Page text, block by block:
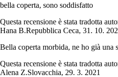
bella coperta, sono soddisfatto
Questa recensione è stata tradotta
Hana B.Repubblica Ceca, 31. 10.
Bella coperta morbida, ne ho già una
Questa recensione è stata tradotta
Alena Z.Slovacchia, 29. 3. 2021